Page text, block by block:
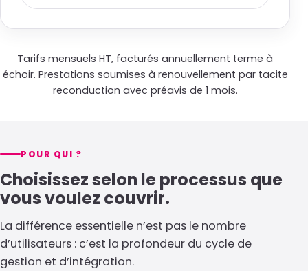
Tarifs mensuels HT, facturés annuellement terme à
échoir. Prestations soumises à renouvellement par tacite
reconduction avec préavis de 1 mois.
POUR QUI ?
Choisissez selon le processus que
vous voulez couvrir.
La différence essentielle n’est pas le nombre
d’utilisateurs : c’est la profondeur du cycle de
gestion et d’intégration.